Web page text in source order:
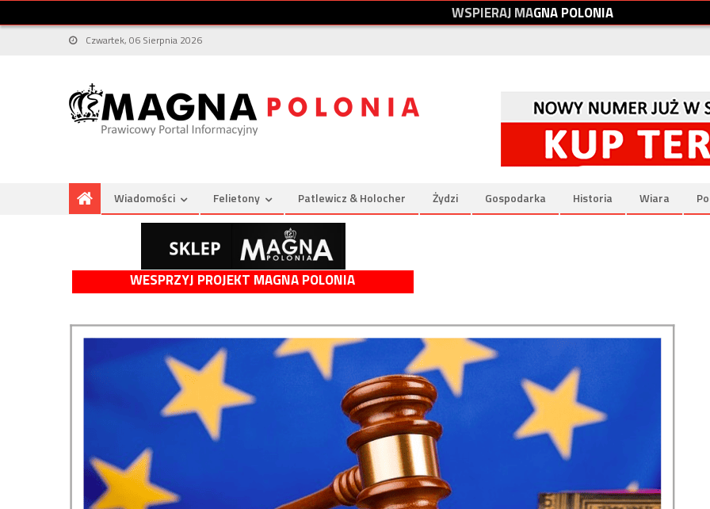
WSPIERAJMAGNAPOLONIA
Czwartek, 06 Sierpnia 2026
Wiadomości Felietony Patlewicz & Holocher Żydzi Gospodarka Historia Wiara
WESPRZYJ PROJEKT MAGNA POLONIA